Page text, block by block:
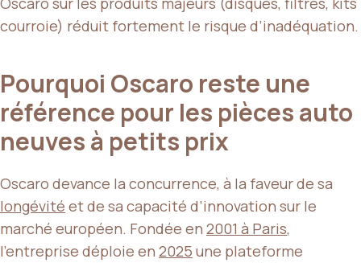
courroie) réduit fortement le risque d’inadéquation.
Pourquoi Oscaro reste une
référence pour les pièces auto
neuves à petits prix
Oscaro devance la concurrence, à la faveur de sa
longévité et de sa capacité d’innovation sur le
marché européen. Fondée en 2001 à Paris,
l’entreprise déploie en 2025 une plateforme